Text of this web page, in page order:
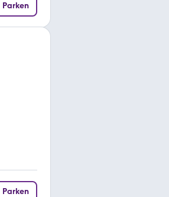
Parken
Parken